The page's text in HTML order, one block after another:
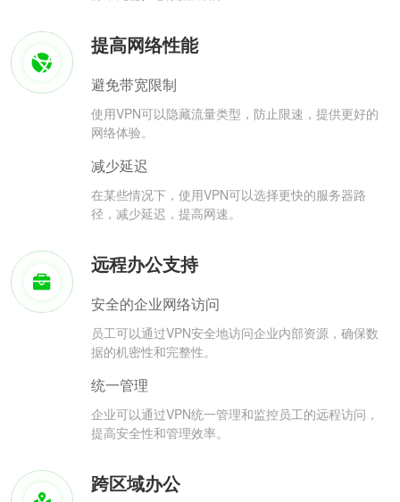
提高网络性能
避免带宽限制
使用VPN可以隐藏流量类型，防止限速，提供更好的
网络体验。
减少延迟
在某些情况下，使用VPN可以选择更快的服务器路
径，减少延迟，提高网速。
远程办公支持
安全的企业网络访问
员工可以通过VPN安全地访问企业内部资源，确保数
据的机密性和完整性。
统一管理
企业可以通过VPN统一管理和监控员工的远程访问，
提高安全性和管理效率。
跨区域办公